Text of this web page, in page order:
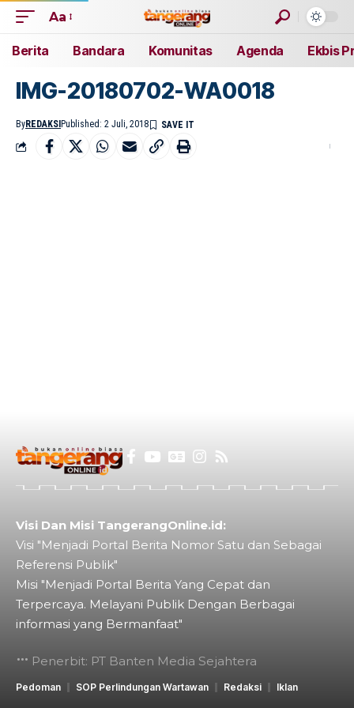
Aa
Berita Bandara Komunitas Agenda Ekbis
IMG-20180702-WA0018
ByREDAKSI Published: 2 Juli, 2018
Visi Dan Misi TangerangOnline.id:
Visi "Menjadi Portal Berita Nomor Satu dan Sebagai
Referensi Publik"
Misi "Menjadi Portal Berita Yang Cepat dan
Terpercaya. Melayani Publik Dengan Berbagai
informasi yang Bermanfaat"
Penerbit: PT Banten Media Sejahtera
Pedoman SOP Perlindungan Wartawan Redaksi Iklan